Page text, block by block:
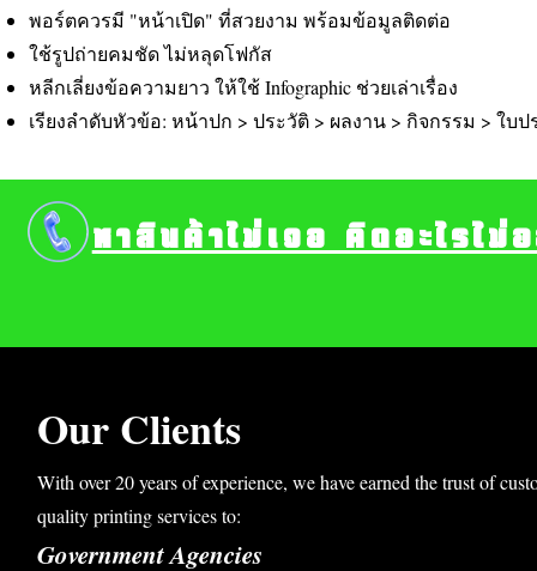
พอร์ตควรมี "หน้าเปิด" ที่สวยงาม พร้อมข้อมูลติดต่อ
ใช้รูปถ่ายคมชัด ไม่หลุดโฟกัส
หลีกเลี่ยงข้อความยาว ให้ใช้ Infographic ช่วยเล่าเรื่อง
เรียงลำดับหัวข้อ: หน้าปก > ประวัติ > ผลงาน > กิจกรรม > ใบ
Our Clients
With over 20 years of experience, we have earned the trust of
quality printing services to:
Government Agencies
หาสินค้าไม่เจอ คิดอะไรไ